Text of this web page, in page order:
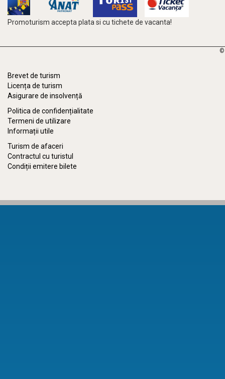
Promoturism accepta plata si cu tichete de vacanta!
©
Brevet de turism
Licența de turism
Asigurare de insolvență
Politica de confidențialitate
Termeni de utilizare
Informații utile
Turism de afaceri
Contractul cu turistul
Condiții emitere bilete